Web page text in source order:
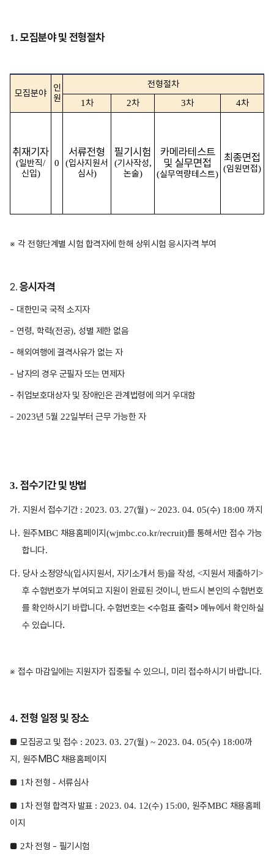
1. 모집분야 및 전형절차
모집분야
인
원
전형절차
1차 2차 3차 4차
취재기자
(일반직/
신입)
0
서류전형
(입사지원서
심사)
필기시험
(기사작성,
논술)
카메라테스트
및 실무면접
(실무역량테스트)
최종면접
(임원면접)
※ 각 전형단계별 시험 합격자에 한해 상위시험 응시자격 부여
2. 응시자격
- 대한민국 국적 소지자
- 연령, 학력(전공), 성별 제한 없음
- 해외여행에 결격사유가 없는 자
- 남자의 경우 군필자 또는 면제자
- 취업보호대상자 및 장애인은 관계법령에 의거 우대함
- 2023년 5월 22일부터 근무 가능한 자
3. 접수기간 및 방법
가. 지원서 접수기간 : 2023. 03. 27(월) ~ 2023. 04. 05(수) 18:00 까지
나. 원주MBC 채용홈페이지(wjmbc.co.kr/recruit)를 통해서만 접수 가능
합니다.
다. 당사 소정양식(입사지원서, 자기소개서 등)을 작성, <지원서 제출하기>
후 수험번호가 부여되고 지원이 완료된 것이니, 반드시 본인의 수험번호
를 확인하시기 바랍니다. 수험번호는 <수험표 출력> 메뉴에서 확인하실
수 있습니다.
※ 접수 마감일에는 지원자가 집중될 수 있으니, 미리 접수하시기 바랍니다.
4. 전형 일정 및 장소
■ 모집공고 및 접수 : 2023. 03. 27(월) ~ 2023. 04. 05(수) 18:00까
지, 원주MBC 채용홈페이지
■ 1차 전형 - 서류심사
■ 1차 전형 합격자 발표 : 2023. 04. 12(수) 15:00, 원주MBC 채용홈페
이지
■ 2차 전형 - 필기시험